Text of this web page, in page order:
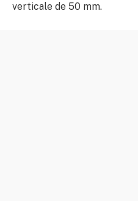
verticale de 50 mm.